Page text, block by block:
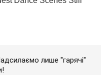
лише "гарячі"